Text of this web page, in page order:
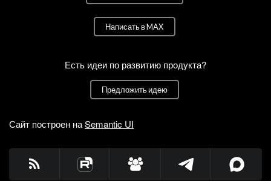
Написать в MAX
Есть идеи по развитию продукта?
Предложить идею
Сайт построен наSemantic UI